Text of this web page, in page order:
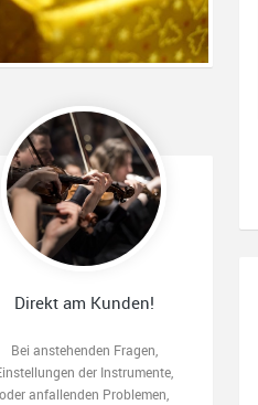
Direkt am Kunden!
Bei anstehenden Fragen,
der Instrumente,
oder anfallenden Problemen,